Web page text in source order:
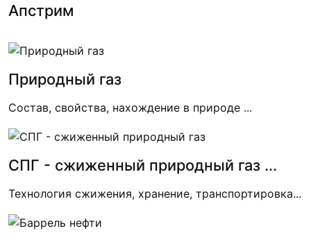
Апстрим
Природный газ
Состав, свойства, нахождение в природе ...
СПГ - сжиженный природный газ ...
Технология сжижения, хранение, транспортировка...